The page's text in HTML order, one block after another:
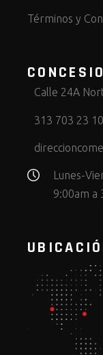
Términos y
Calle 24A
313 703 23 10
Lunes-
9:00am a